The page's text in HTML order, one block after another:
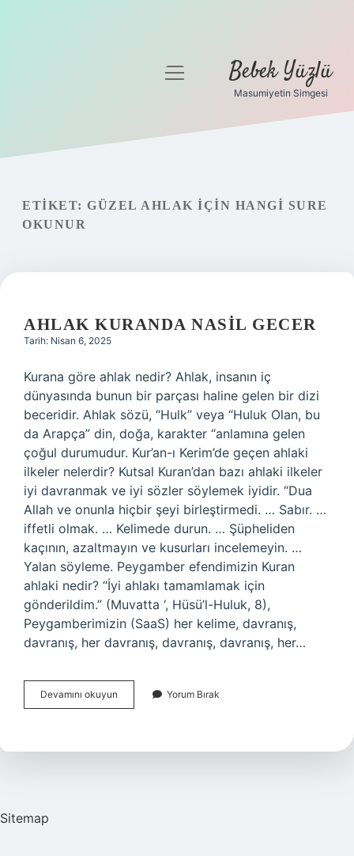
Gizlilik Politikası
menüyü
Bebek Yüzlü
Masumiyetin Simgesi
ETIKET: GÜZEL AHLAK IÇIN HANGI SURE
OKUNUR
AHLAK KURANDA NASIL GECER
Tarih: Nisan 6, 2025
Kurana göre ahlak nedir? Ahlak, insanın iç
dünyasında bunun bir parçası haline gelen bir dizi
beceridir. Ahlak sözü, “Hulk” veya “Huluk Olan, bu
da Arapça” din, doğa, karakter “anlamına gelen
çoğul durumudur. Kur’an-ı Kerim’de geçen ahlaki
ilkeler nelerdir? Kutsal Kuran’dan bazı ahlaki ilkeler
iyi davranmak ve iyi sözler söylemek iyidir. “Dua
Allah ve onunla hiçbir şeyi birleştirmedi. … Sabır. …
iffetli olmak. … Kelimede durun. … Şüpheliden
kaçının, azaltmayın ve kusurları incelemeyin. …
Yalan söyleme. Peygamber efendimizin Kuran
ahlaki nedir? “İyi ahlakı tamamlamak için
gönderildim.” (Muvatta ‘, Hüsü’l-Huluk, 8),
Peygamberimizin (SaaS) her kelime, davranış,
davranış, her davranış, davranış, davranış, her…
Devamını okuyun
Kuranda
Yorum Bırak
Sitemap